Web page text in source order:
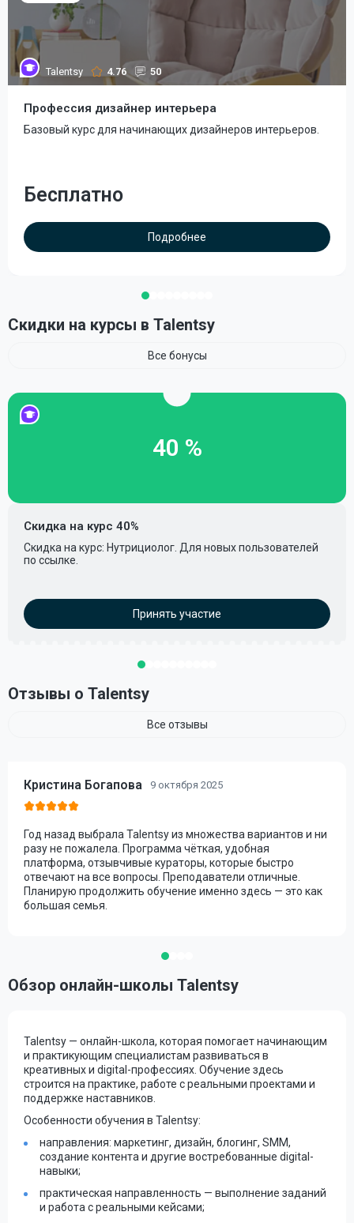
Talentsy 4.76 50
Профессия дизайнер интерьера
Базовый курс для начинающих дизайнеров интерьеров.
Бесплатно
Подробнее
Скидки на курсы в Talentsy
Все бонусы
40 %
Скидка на курс 40%
Cкидка на курс: Нутрициолог. Для новых пользователей
по ссылке.
Принять участие
Отзывы о Talentsy
Все отзывы
Кристина Богапова 9 октября 2025
Год назад выбрала Talentsy из множества вариантов и ни
разу не пожалела. Программа чёткая, удобная
платформа, отзывчивые кураторы, которые быстро
отвечают на все вопросы. Преподаватели отличные.
Планирую продолжить обучение именно здесь — это как
большая семья.
Обзор онлайн-школы Talentsy
Talentsy — онлайн-школа, которая помогает начинающим
и практикующим специалистам развиваться в
креативных и digital-профессиях. Обучение здесь
строится на практике, работе с реальными проектами и
поддержке наставников.
Особенности обучения в Talentsy:
направления: маркетинг, дизайн, блогинг, SMM,
создание контента и другие востребованные digital-
навыки;
практическая направленность — выполнение заданий
и работа с реальными кейсами;